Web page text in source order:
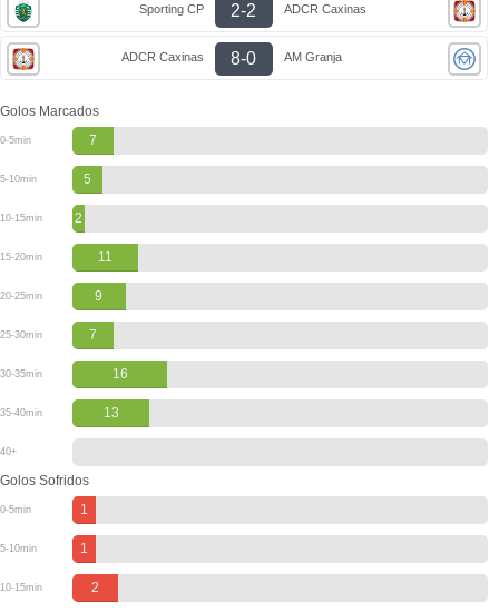
Sporting CP 2-2 ADCR Caxinas
ADCR Caxinas 8-0 AM Granja
Golos Marcados
0-5min 7
5-10min 5
10-15min 2
15-20min 11
20-25min 9
25-30min 7
30-35min 16
35-40min 13
40+
Golos Sofridos
0-5min 1
5-10min 1
10-15min 2